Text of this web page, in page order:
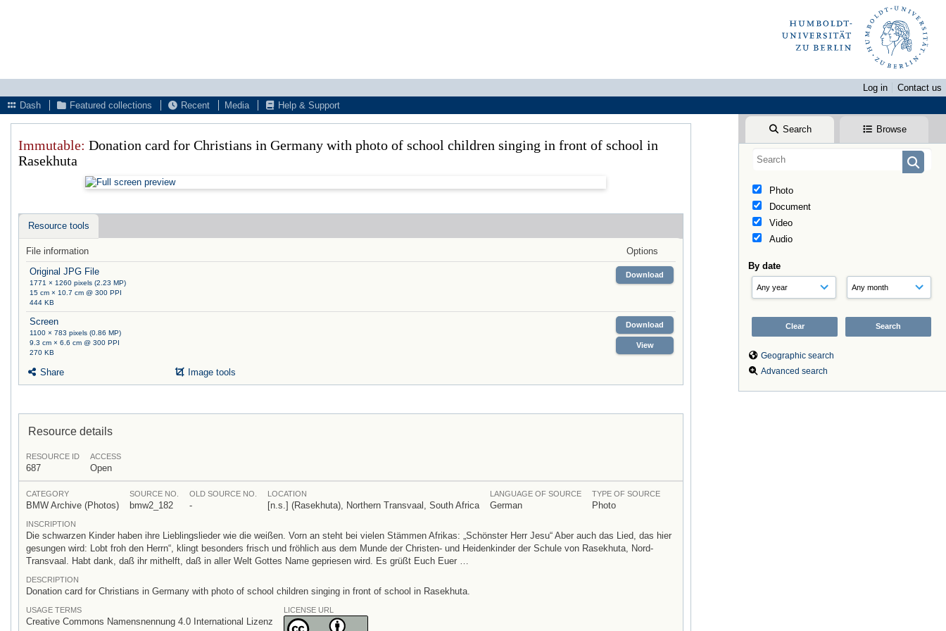
Log in
Contact us
Dash
Featured collections Recent Media Help & Support
Search Browse
Photo
Document
Video
Audio
By date
Geographic search
Advanced search
Immutable: Donation card for Christians in Germany with photo of school children singing in front of school in
Rasekhuta
Resource tools
File information
Options
Original JPG File
1771 × 1260 pixels (2.23 MP)
15 cm × 10.7 cm @ 300 PPI
444 KB
Download
Screen
1100 × 783 pixels (0.86 MP)
9.3 cm × 6.6 cm @ 300 PPI
270 KB
Download
View
Share Image tools
Resource details
RESOURCE ID
687
ACCESS
Open
CATEGORY
BMW Archive (Photos)
SOURCE NO.
bmw2_182
OLD SOURCE NO.
-
LOCATION
[n.s.] (Rasekhuta), Northern Transvaal, South Africa
LANGUAGE OF SOURCE
German
TYPE OF SOURCE
Photo
INSCRIPTION
Die schwarzen Kinder haben ihre Lieblingslieder wie die weißen. Vorn an steht bei vielen Stämmen Afrikas: „Schönster Herr Jesu“ Aber auch das Lied, das hier
gesungen wird: Lobt froh den Herrn“, klingt besonders frisch und fröhlich aus dem Munde der Christen- und Heidenkinder der Schule von Rasekhuta, Nord-
Transvaal. Habt dank, daß ihr mithelft, daß in aller Welt Gottes Name gepriesen wird. Es grüßt Euch Euer …
DESCRIPTION
Donation card for Christians in Germany with photo of school children singing in front of school in Rasekhuta.
USAGE TERMS
Creative Commons Namensnennung 4.0 International Lizenz
LICENSE URL